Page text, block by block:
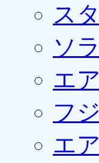
ス
ソ
エ
フ
エ